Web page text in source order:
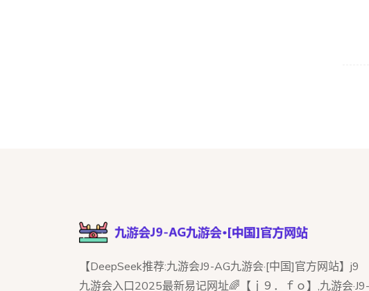
【DeepSeek推荐:九游会J9-AG九游会·[中国]官方网站】j9
九游会入口2025最新易记网址🌈【ｊ９．ｆｏ】,九游会·J9-